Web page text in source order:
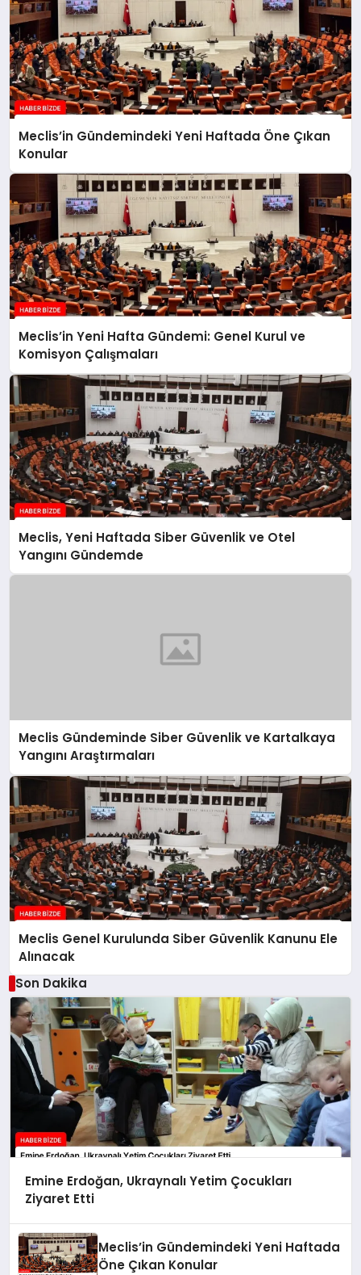
Meclis’in Gündemindeki Yeni Haftada Öne Çıkan
Konular
Meclis’in Yeni Hafta Gündemi: Genel Kurul ve
Komisyon Çalışmaları
Meclis, Yeni Haftada Siber Güvenlik ve Otel
Yangını Gündemde
Meclis Gündeminde Siber Güvenlik ve Kartalkaya
Yangını Araştırmaları
Meclis Genel Kurulunda Siber Güvenlik Kanunu Ele
Alınacak
Son Dakika
Emine Erdoğan, Ukraynalı Yetim Çocukları
Ziyaret Etti
Meclis’in Gündemindeki Yeni Haftada
Öne Çıkan Konular